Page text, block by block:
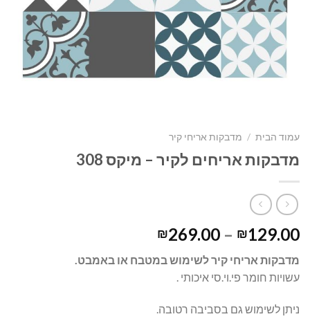
עמוד הבית / מדבקות אריחי קיר
מדבקות אריחים לקיר – מיקס 308
₪129.00
–
₪269.00
מדבקות אריחי קיר לשימוש במטבח או באמבט.
עשויות חומר פי.וי.סי איכותי .
ניתן לשימוש גם בסביבה רטובה.